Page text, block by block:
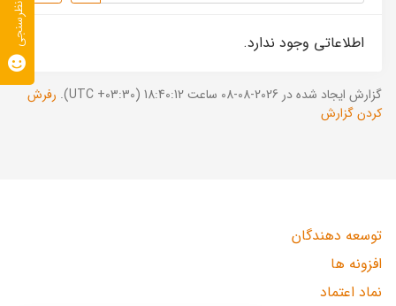
اطلاعاتی وجود ندارد.
گزارش ایجاد شده در 2026-08-08 ساعت 18:40:12 (UTC +03:30).
رفرش
کردن گزارش
توسعه دهندگان
افزونه ها
نماد اعتماد
نظرسنجی